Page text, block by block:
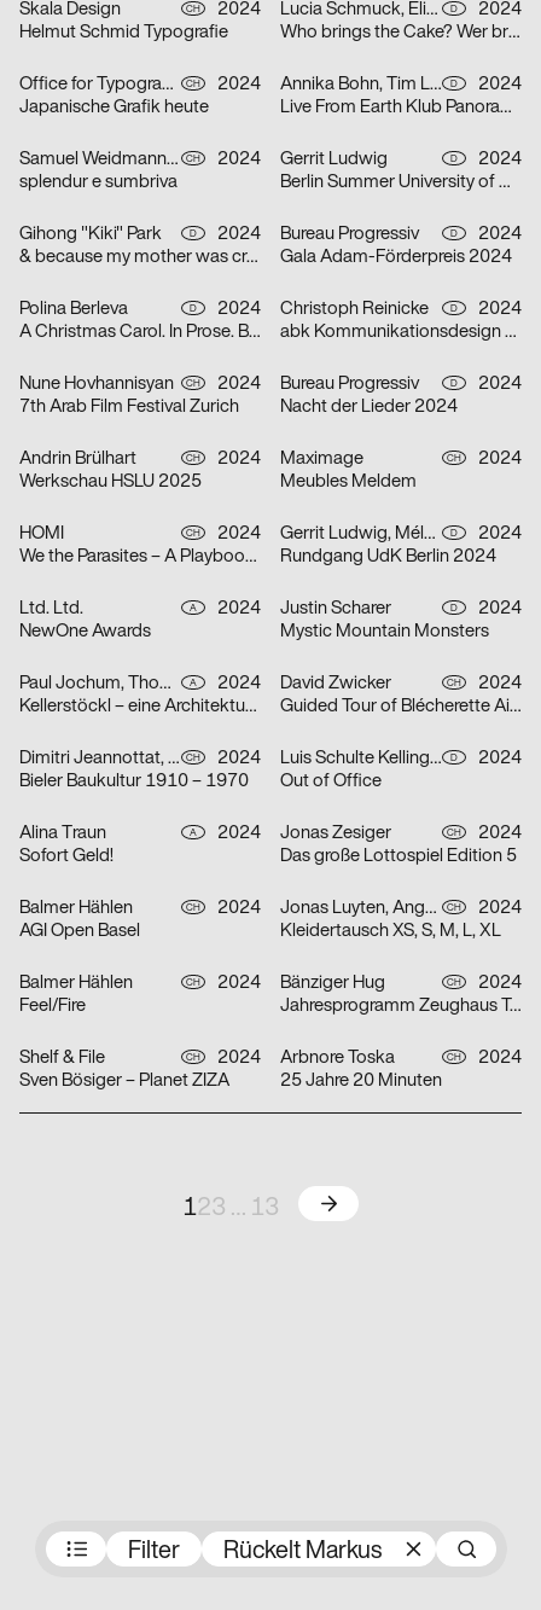
Preisträger:innen
Filter Rückelt Markus
Skala Design CH
2024
Helmut Schmid Typografie
Lucia Schmuck, Elisabeth Thoma D
2024
Who brings the Cake? Wer bringt den Kuchen?
Office for Typography CH
2024
Japanische Grafik heute
Annika Bohn, Tim Lindacher, Johannes Schreiner, Nina Sticher D
2024
Live From Earth Klub Panorama Bar
Samuel Weidmann, Coralie Wipf CH
2024
splendur e sumbriva
Gerrit Ludwig D
2024
Berlin Summer University of Arts 2025
Gihong "Kiki" Park D
2024
& because my mother was crazy
Bureau Progressiv D
2024
Gala Adam-Förderpreis 2024
Polina Berleva D
2024
A Christmas Carol. In Prose. Being a Ghost Story of Christmas.
Christoph Reinicke D
2024
abk Kommunikationsdesign Workshops
Nune Hovhannisyan CH
2024
7th Arab Film Festival Zurich
Bureau Progressiv D
2024
Nacht der Lieder 2024
Andrin Brülhart CH
2024
Werkschau HSLU 2025
Maximage CH
2024
Meubles Meldem
HOMI CH
2024
We the Parasites – A Playbook to Complicity
Gerrit Ludwig, Mélan Rouillon D
2024
Rundgang UdK Berlin 2024
Ltd. Ltd. A
2024
NewOne Awards
Justin Scharer D
2024
Mystic Mountain Monsters
Paul Jochum, Thomas Sieberer A
2024
Kellerstöckl – eine Architekturtypologie im Südburgenland
David Zwicker CH
2024
Guided Tour of Blécherette Airport
Dimitri Jeannottat, Marjeta Morinc CH
2024
Bieler Baukultur 1910 – 1970
Luis Schulte Kellinghaus, Julius Geyer, Max Reichert D
2024
Out of Office
Alina Traun A
2024
Sofort Geld!
Jonas Zesiger CH
2024
Das große Lottospiel Edition 5
Balmer Hählen CH
2024
AGI Open Basel
Jonas Luyten, Angel Zahner CH
2024
Kleidertausch XS, S, M, L, XL
Balmer Hählen CH
2024
Feel/Fire
Bänziger Hug CH
2024
Jahresprogramm Zeughaus Teufen 2024
Shelf & File CH
2024
Sven Bösiger – Planet ZIZA
Arbnore Toska CH
2024
25 Jahre 20 Minuten
123 … 13